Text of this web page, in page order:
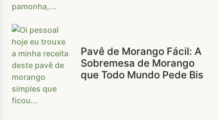
Pavê de Morango Fácil: A
Sobremesa de Morango
que Todo Mundo Pede Bis